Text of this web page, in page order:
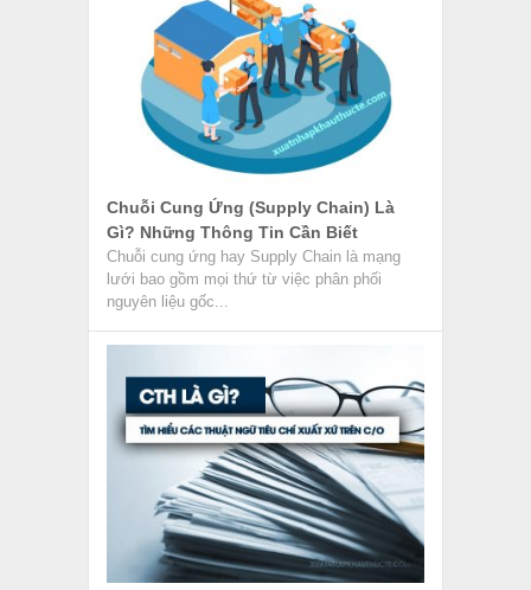
Chuỗi Cung Ứng (Supply Chain) Là
Gì? Những Thông Tin Cần Biết
Chuỗi cung ứng hay Supply Chain là mạng
lưới bao gồm mọi thứ từ việc phân phối
nguyên liệu gốc...